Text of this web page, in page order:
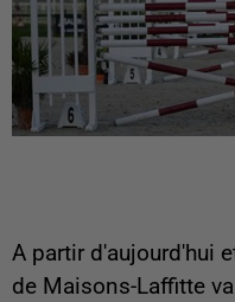
A partir d'aujourd'hui
de Maisons-Laffitte